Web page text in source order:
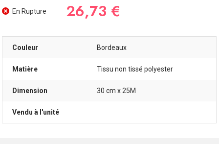
En Rupture 26,73 €
Couleur Bordeaux
Matière Tissu non tissé polyester
Dimension 30 cm x 25M
Vendu à l'unité